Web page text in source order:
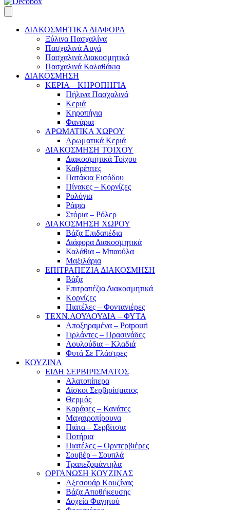
ΔΙΑΚΟΣΜΗΤΙΚΑ ΔΙΑΦΟΡΑ
Ξύλινα Πασχαλίνα
Πασχαλινά Αυγά
Πασχαλινά Διακοσμητικά
Πασχαλινά Καλαθάκια
ΔΙΑΚΟΣΜΗΣΗ
ΚΕΡΙΑ – ΚΗΡΟΠΗΓΙΑ
Πήλινα Πασχαλινά
Κεριά
Κηροπήγια
Φανάρια
ΑΡΩΜΑΤΙΚΑ ΧΩΡΟΥ
Αρωματικά Κεριά
ΔΙΑΚΟΣΜΗΣΗ ΤΟΙΧΟΥ
Διακοσμητικά Τοίχου
Καθρέπτες
Πατάκια Εισόδου
Πίνακες – Κορνίζες
Ρολόγια
Ράφια
Στόρια – Ρόλερ
ΔΙΑΚΟΣΜΗΣΗ ΧΩΡΟΥ
Βάζα Επιδαπέδια
Διάφορα Διακοσμητικά
Καλάθια – Μπαούλα
Μαξιλάρια
ΕΠΙΤΡΑΠΕΖΙΑ ΔΙΑΚΟΣΜΗΣΗ
Βάζα
Επιτραπέζια Διακοσμητικά
Κορνίζες
Πιατέλες – Φοντανιέρες
ΤΕΧΝ.ΛΟΥΛΟΥΔΙΑ – ΦΥΤΑ
Αποξηραμένα – Potpouri
Γιρλάντες – Πρασινάδες
Λουλούδια – Κλαδιά
Φυτά Σε Γλάστρες
ΚΟΥΖΙΝΑ
ΕΙΔΗ ΣΕΡΒΙΡΙΣΜΑΤΟΣ
Αλατοπίπερα
Δίσκοι Σερβιρίσματος
Θερμός
Καράφες – Κανάτες
Μαχαιροπίρουνα
Πιάτα – Σερβίτσια
Ποτήρια
Πιατέλες – Ορντερβιέρες
Σουβέρ – Σουπλά
Τραπεζομάντηλα
ΟΡΓΑΝΩΣΗ ΚΟΥΖΙΝΑΣ
Αξεσουάρ Κουζίνας
Βάζα Αποθήκευσης
Δοχεία Φαγητού